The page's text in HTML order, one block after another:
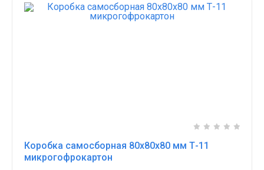
Коробка самосборная 80х80х80 мм Т-11
микрогофрокартон